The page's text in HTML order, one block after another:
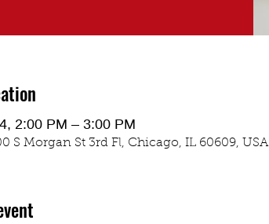
2:00 PM – 3:00 PM
S Morgan St 3rd Fl, Chicago, IL 60609, USA